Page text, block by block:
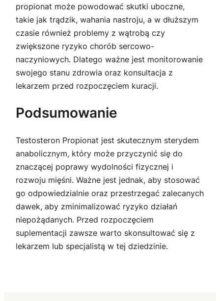
propionat może powodować skutki uboczne,
takie jak trądzik, wahania nastroju, a w dłuższym
czasie również problemy z wątrobą czy
zwiększone ryzyko chorób sercowo-
naczyniowych. Dlatego ważne jest monitorowanie
swojego stanu zdrowia oraz konsultacja z
lekarzem przed rozpoczęciem kuracji.
Podsumowanie
Testosteron Propionat jest skutecznym sterydem
anabolicznym, który może przyczynić się do
znaczącej poprawy wydolności fizycznej i
rozwoju mięśni. Ważne jest jednak, aby stosować
go odpowiedzialnie oraz przestrzegać zalecanych
dawek, aby zminimalizować ryzyko działań
niepożądanych. Przed rozpoczęciem
suplementacji zawsze warto skonsultować się z
lekarzem lub specjalistą w tej dziedzinie.